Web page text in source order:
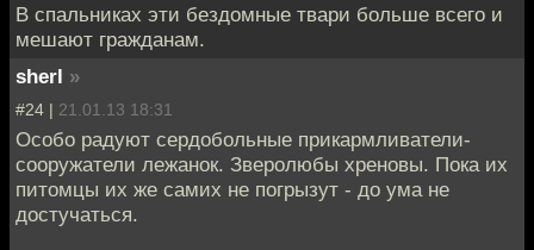
В спальниках эти бездомные твари больше всего и
мешают гражданам.
sherl »
#24 | 21.01.13 18:31
Особо радуют сердобольные прикармливатели-
сооружатели лежанок. Зверолюбы хреновы. Пока их
питомцы их же самих не погрызут - до ума не
достучаться.